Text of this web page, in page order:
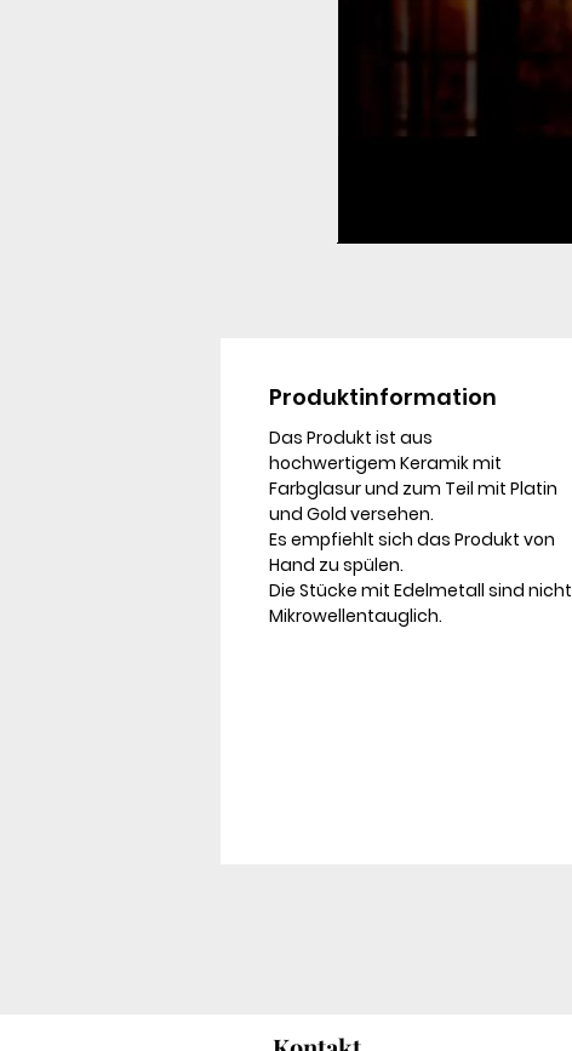
Produktinformation
Das Produkt ist aus
hochwertigem Keramik mit
Farbglasur und zum Teil mit Platin
und Gold versehen.
Es empfiehlt sich das Produkt von
Hand zu spülen.
Die Stücke mit Edelmetall sind nicht
Mikrowellentauglich.